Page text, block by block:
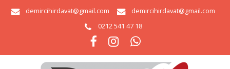
demircihirdavat@gmail.com
demircihirdavat@gmail.com
0212 541 47 18